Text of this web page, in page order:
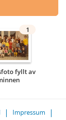
1
fyllt av
Impressum